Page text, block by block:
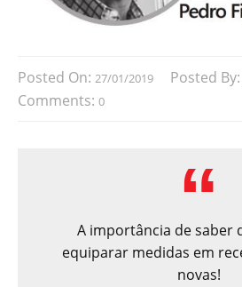
Posted On: 27/01/2019 Posted By:
Comments: 0
A importância de saber
equiparar medidas em
novas!